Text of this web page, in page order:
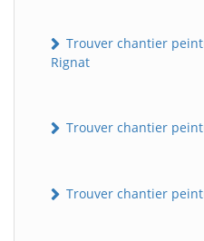
Trouver chantier
Rignat
Trouver chantier
Trouver chantier